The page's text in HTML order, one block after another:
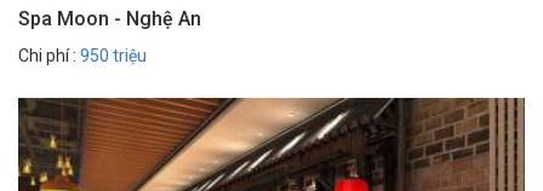
Spa Moon - Nghệ An
Chi phí : 950 triệu